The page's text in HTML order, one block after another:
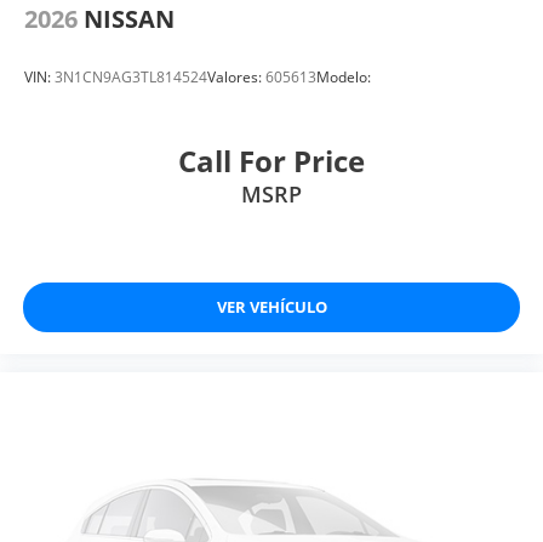
2026 NISSAN
VIN:3N1CN9AG3TL814524Valores:605613Modelo:
Call For Price
MSRP
VER VEHÍCULO